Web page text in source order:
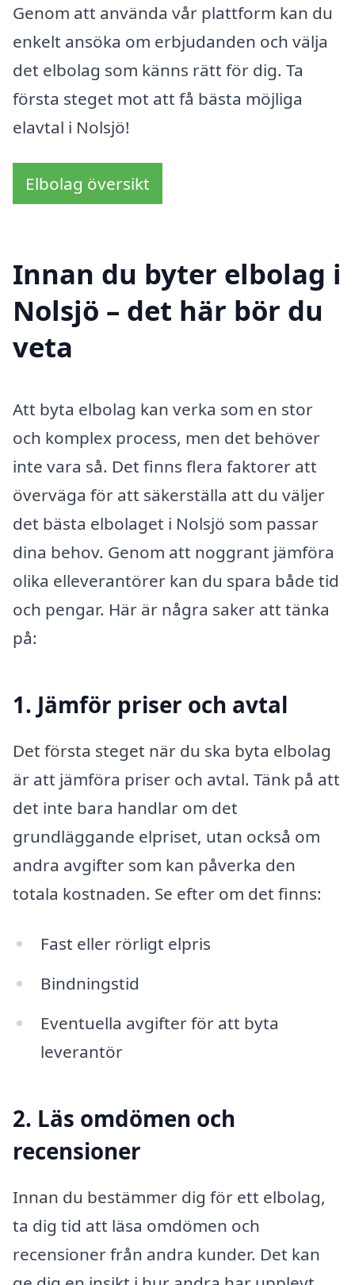
Genom att använda vår plattform kan du
enkelt ansöka om erbjudanden och välja
det elbolag som känns rätt för dig. Ta
första steget mot att få bästa möjliga
elavtal i Nolsjö!
Elbolag översikt
Innan du byter elbolag i
Nolsjö – det här bör du
veta
Att byta elbolag kan verka som en stor
och komplex process, men det behöver
inte vara så. Det finns flera faktorer att
överväga för att säkerställa att du väljer
det bästa elbolaget i Nolsjö som passar
dina behov. Genom att noggrant jämföra
olika elleverantörer kan du spara både tid
och pengar. Här är några saker att tänka
på:
1. Jämför priser och avtal
Det första steget när du ska byta elbolag
är att jämföra priser och avtal. Tänk på att
det inte bara handlar om det
grundläggande elpriset, utan också om
andra avgifter som kan påverka den
totala kostnaden. Se efter om det finns:
Fast eller rörligt elpris
Bindningstid
Eventuella avgifter för att byta
leverantör
2. Läs omdömen och
recensioner
Innan du bestämmer dig för ett elbolag,
ta dig tid att läsa omdömen och
recensioner från andra kunder. Det kan